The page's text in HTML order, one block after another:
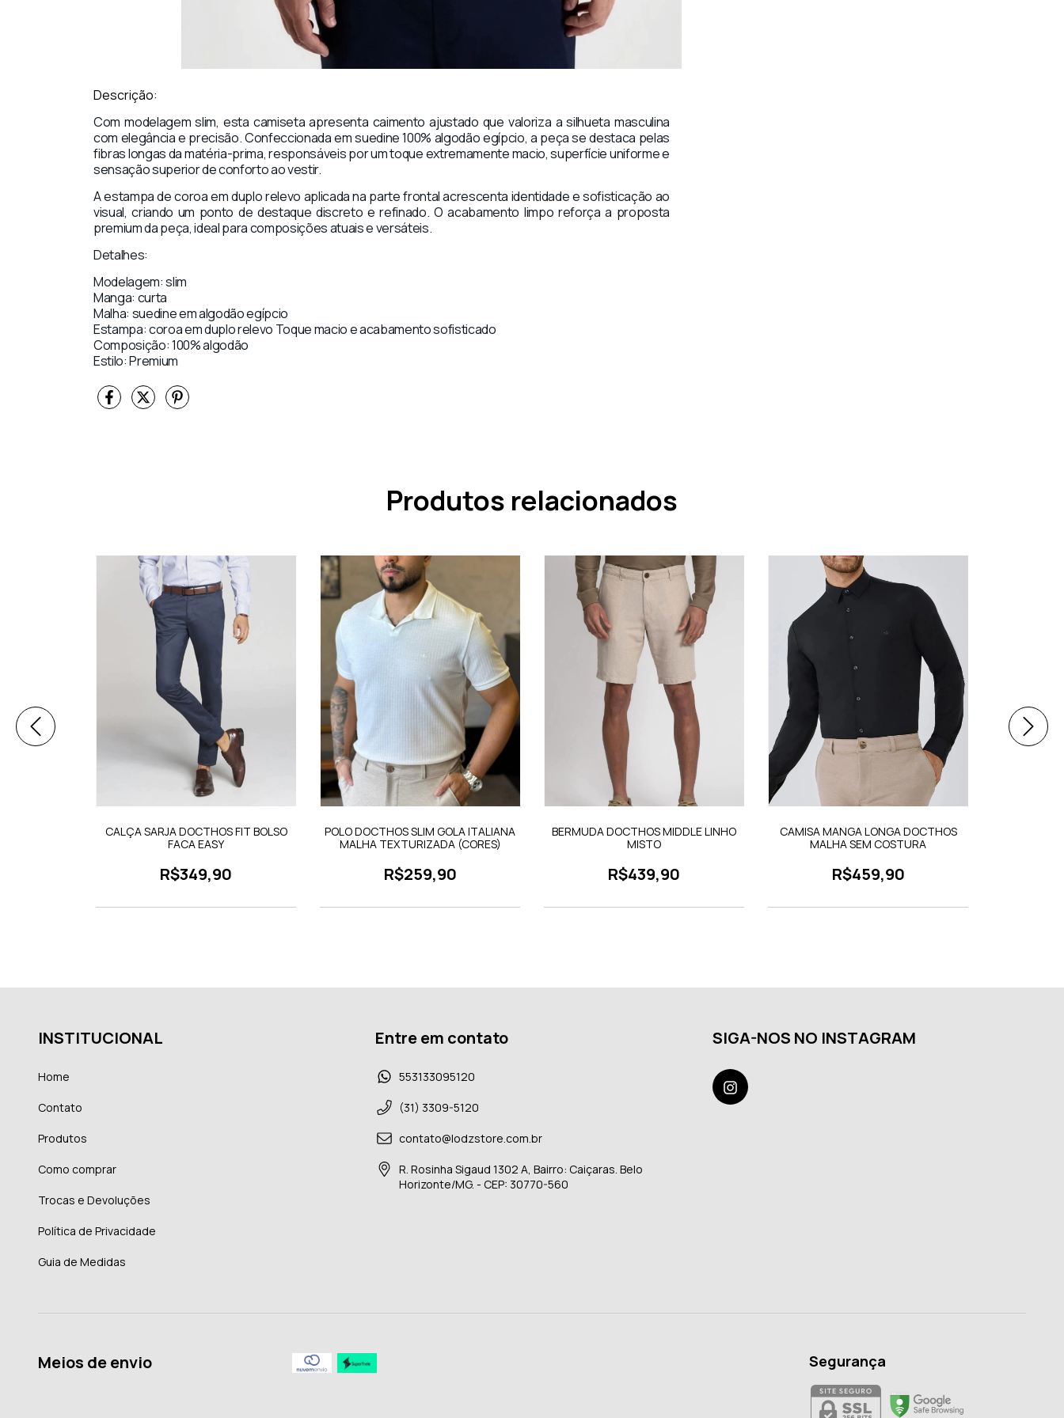
Descrição:
Com modelagem slim, esta camiseta apresenta caimento ajustado que valoriza a silhueta masculina
com elegância e precisão. Confeccionada em suedine 100% algodão egípcio, a peça se destaca pelas
fibras longas da matéria-prima, responsáveis por um toque extremamente macio, superfície uniforme e
sensação superior de conforto ao vestir.
A estampa de coroa em duplo relevo aplicada na parte frontal acrescenta identidade e sofisticação ao
visual, criando um ponto de destaque discreto e refinado. O acabamento limpo reforça a proposta
premium da peça, ideal para composições atuais e versáteis.
Detalhes:
Modelagem: slim
Manga: curta
Malha: suedine em algodão egípcio
Estampa: coroa em duplo relevo Toque macio e acabamento sofisticado
Composição: 100% algodão
Estilo: Premium
Produtos relacionados
CALÇA SARJA DOCTHOS FIT BOLSO
FACA EASY
R$349,90
POLO DOCTHOS SLIM GOLA ITALIANA
MALHA TEXTURIZADA (CORES)
R$259,90
BERMUDA DOCTHOS MIDDLE LINHO
MISTO
R$439,90
CAMISA MANGA LONGA DOCTHOS
MALHA SEM COSTURA
R$459,90
INSTITUCIONAL
Home
Contato
Produtos
Como comprar
Trocas e Devoluções
Política de Privacidade
Guia de Medidas
Entre em contato
553133095120
(31) 3309-5120
contato@lodzstore.com.br
R. Rosinha Sigaud 1302 A, Bairro: Caiçaras. Belo
Horizonte/MG. - CEP: 30770-560
SIGA-NOS NO INSTAGRAM
Meios de envio Segurança